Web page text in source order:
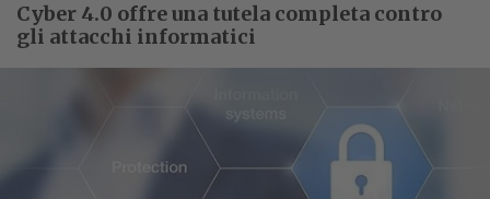
Cyber 4.0 offre una tutela completa contro
gli attacchi informatici